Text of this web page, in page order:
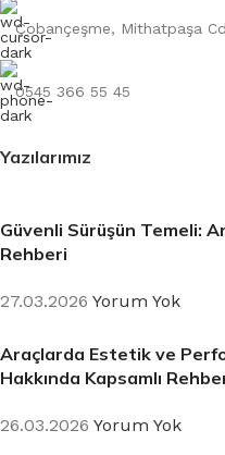
Çobançeşme, Mithatpaşa
0545 366 55 45
Yazılarımız
Güvenli Sürüşün Temeli:
Rehberi
27.03.2026 Yorum Yok
Araçlarda Estetik ve
Hakkında Kapsamlı
26.03.2026 Yorum Yok